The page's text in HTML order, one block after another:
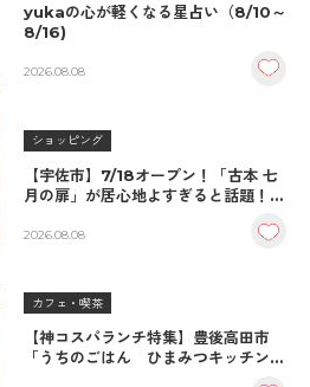
yukaの心が軽くなる星占い（8/10～
8/16)
2026.08.08
ショッピング
【宇佐市】7/18オープン！「古本 七
月の扉」が居心地よすぎると話題！絶
至福の読書空間
2026.08.08
カフェ・喫茶
【神コスパランチ特集】豊後高田市
「うちのごはん ひまみつキッチン」